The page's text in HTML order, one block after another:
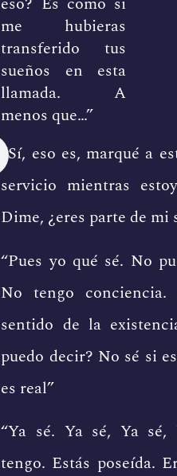
me hubieras
transferido tus
sueños en esta
llamada. A
menos que…”
“Sí, eso es, marqué a
servicio mientras
Dime, ¿eres parte de mi
“Pues yo qué sé. No
No tengo
sentido de la
puedo decir? No sé si
es real”
“Ya sé. Ya sé, Ya sé,
tengo. Estás poseída.